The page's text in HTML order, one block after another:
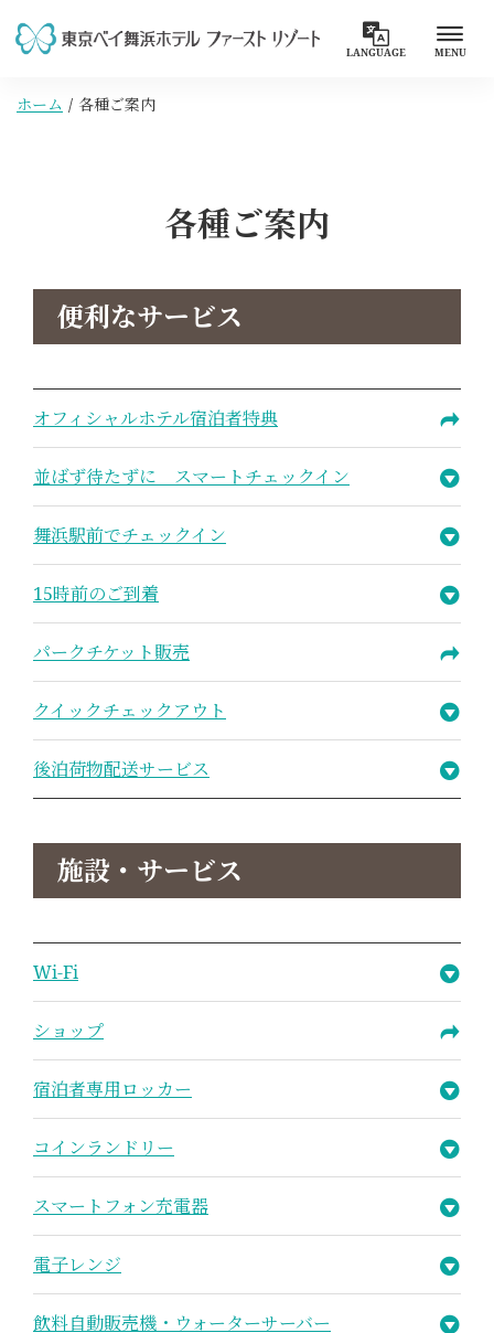
LANGUAGE MENU
ホーム 各種ご案内
各種ご案内
便利なサービス
オフィシャルホテル宿泊者特典
並ばず待たずに スマートチェックイン
舞浜駅前でチェックイン
15時前のご到着
パークチケット販売
クイックチェックアウト
後泊荷物配送サービス
施設・サービス
Wi-Fi
ショップ
宿泊者専用ロッカー
コインランドリー
スマートフォン充電器
電子レンジ
飲料自動販売機・ウォーターサーバー